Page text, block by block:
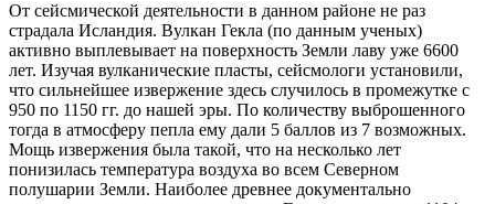
От сейсмической деятельности в данном районе не раз
страдала Исландия. Вулкан Гекла (по данным ученых)
активно выплевывает на поверхность Земли лаву уже 6600
лет. Изучая вулканические пласты, сейсмологи установили,
что сильнейшее извержение здесь случилось в промежутке с
950 по 1150 гг. до нашей эры. По количеству выброшенного
тогда в атмосферу пепла ему дали 5 баллов из 7 возможных.
Мощь извержения была такой, что на несколько лет
понизилась температура воздуха во всем Северном
полушарии Земли. Наиболее древнее документально